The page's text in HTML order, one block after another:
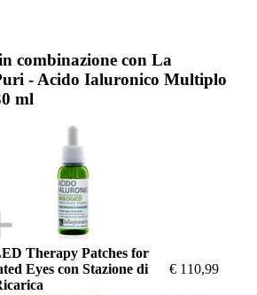
combinazione con La
- Acido Ialuronico Multiplo
ml
Therapy Patches for
Eyes con Stazione di
€ 110,99